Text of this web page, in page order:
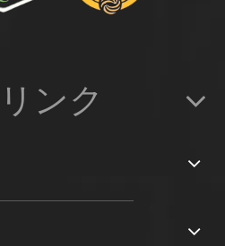
ンク